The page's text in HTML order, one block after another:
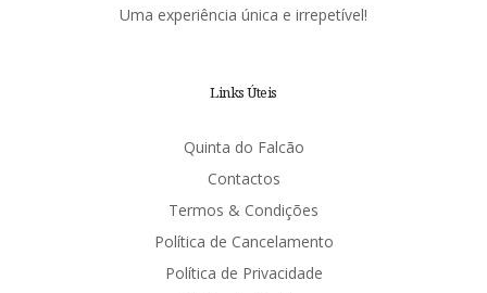
Uma experiência única e irrepetível!
Links Úteis
Quinta do Falcão
Contactos
Termos & Condições
Política de Cancelamento
Política de Privacidade